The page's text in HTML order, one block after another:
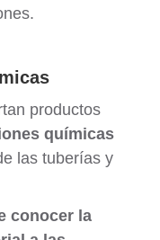
productos
químicas
las tuberías y
conocer la